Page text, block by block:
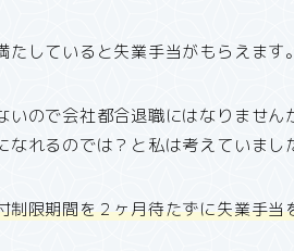
していると失業手当がもらえます。
いので会社都合退職にはなりませ
れるのでは？と私は考えていまし
制限期間を２ヶ月待たずに失業手当